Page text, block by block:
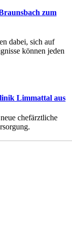
zum
dabei, sich auf
können jeden
Limmattal aus
chefärztliche